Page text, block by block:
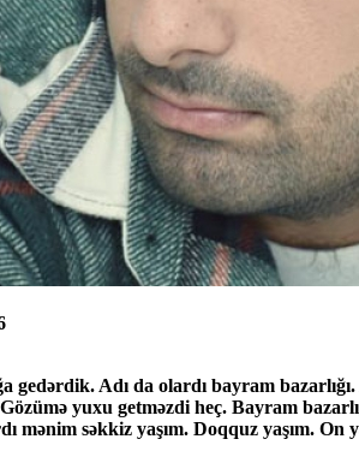
gedərdik. Adı da olardı bayram
yuxu getməzdi heç. Bayram
mənim səkkiz yaşım. Doqquz yaşım. On